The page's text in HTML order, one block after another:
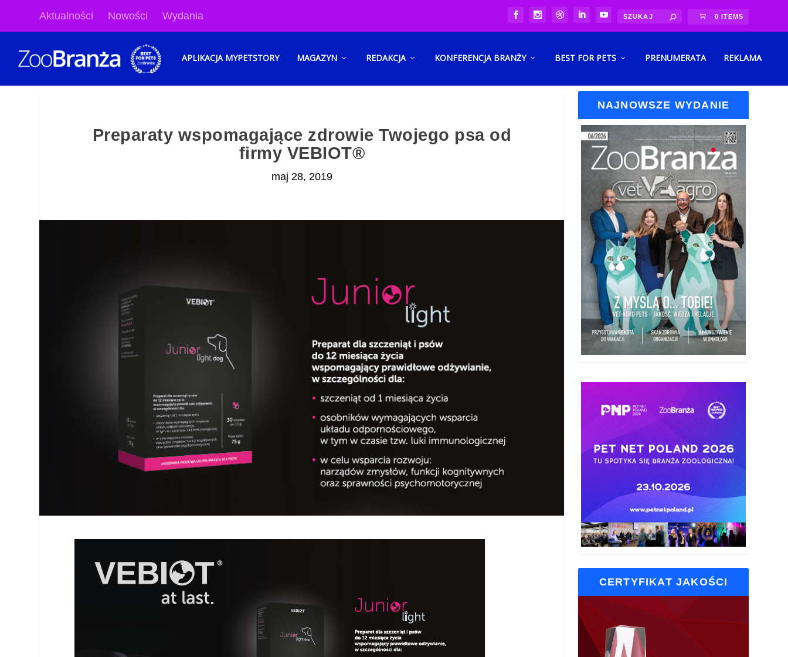
Aktualności Nowości Wydania 0 ITEMS
APLIKACJA MYPETSTORY MAGAZYN REDAKCJA KONFERENCJA BRANŻY BEST FOR PETS PRENUMERATA REKLAMA
Preparaty wspomagające zdrowie Twojego psa od
firmy VEBIOT®
maj 28, 2019
NAJNOWSZE WYDANIE
CERTYFIKAT JAKOŚCI